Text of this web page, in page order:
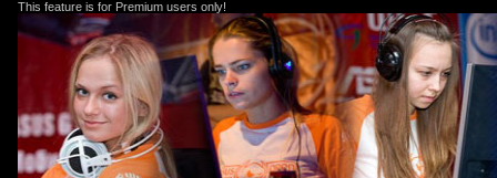
This feature is for Premium users only!